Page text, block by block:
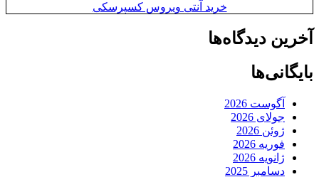
خرید آنتی ویروس کسپرسکی
آخرین دیدگاه‌ها
بایگانی‌ها
آگوست 2026
جولای 2026
ژوئن 2026
فوریه 2026
ژانویه 2026
دسامبر 2025